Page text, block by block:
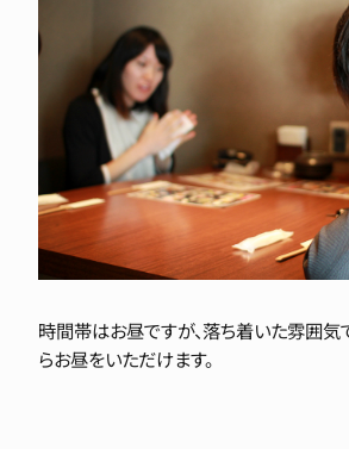
時間帯はお昼ですが、落ち着いた雰囲気
らお昼をいただけます。